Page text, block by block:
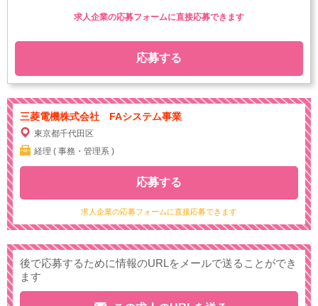
応募する
求人企業の応募フォームに直接応募できます
三菱電機株式会社 FAシステム事業
東京都千代田区
経理 ( 事務・管理系 )
求人企業の応募フォームに直接応募できます
応募する
後で応募するために情報のURLをメールで送ることができ
ます